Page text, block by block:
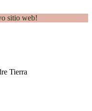
sitio web!